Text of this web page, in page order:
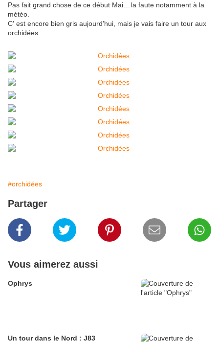
Pas fait grand chose de ce début Mai... la faute notamment à la
météo.
C' est encore bien gris aujourd'hui, mais je vais faire un tour aux
orchidées.
#orchidées
Partager
Vous aimerez aussi
Ophrys
Un tour dans le Nord : J83